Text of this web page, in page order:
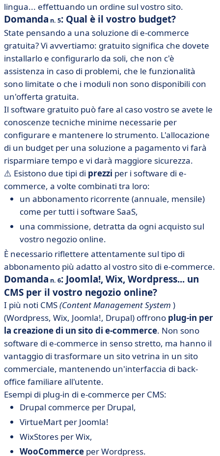
lingua... effettuando un ordine sul vostro sito.
Domanda n. 5: Qual è il vostro budget?
State pensando a una soluzione di e-commerce
gratuita? Vi avvertiamo: gratuito significa che dovete
installarlo e configurarlo da soli, che non c'è
assistenza in caso di problemi, che le funzionalità
sono limitate o che i moduli non sono disponibili con
un'offerta gratuita.
Il software gratuito può fare al caso vostro se avete le
conoscenze tecniche minime necessarie per
configurare e mantenere lo strumento. L'allocazione
di un budget per una soluzione a pagamento vi farà
risparmiare tempo e vi darà maggiore sicurezza.
⚠️ Esistono due tipi di prezzi per i software di e-
commerce, a volte combinati tra loro:
un abbonamento ricorrente (annuale, mensile)
come per tutti i software SaaS,
una commissione, detratta da ogni acquisto sul
vostro negozio online.
È necessario riflettere attentamente sul tipo di
abbonamento più adatto al vostro sito di e-commerce.
Domanda n. 6: Joomla!, Wix, Wordpress... un
CMS per il vostro negozio online?
I più noti CMS(Content Management System )
(Wordpress, Wix, Joomla!, Drupal) offrono plug-in per
la creazione di un sito di e-commerce. Non sono
software di e-commerce in senso stretto, ma hanno il
vantaggio di trasformare un sito vetrina in un sito
commerciale, mantenendo un'interfaccia di back-
office familiare all'utente.
Esempi di plug-in di e-commerce per CMS:
Drupal commerce per Drupal,
VirtueMart per Joomla!
WixStores per Wix,
WooCommerce per Wordpress.